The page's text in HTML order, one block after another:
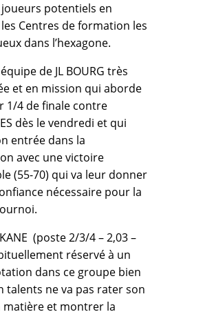
potentiels en
Centres de formation les
dans l’hexagone.
de JL BOURG très
et en mission qui aborde
1/4 de finale contre
dès le vendredi et qui
entrée dans la
avec une victoire
(55-70) qui va leur donner
nécessaire pour la
(poste 2/3/4 – 2,03 –
réservé à un
dans ce groupe bien
talents ne va pas rater son
matière et montrer la